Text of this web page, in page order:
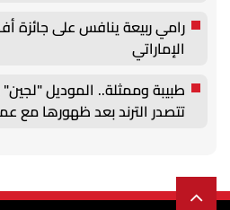
رامي ربيعة ينافس على جائزة
الإماراتي
طبيبة وممثلة.. الموديل "لجين"
تتصدر الترند بعد ظهورها مع